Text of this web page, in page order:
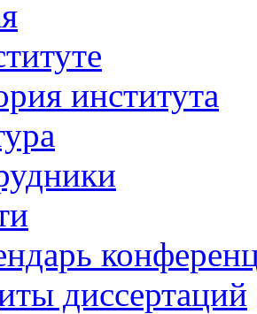
института
диссертаций